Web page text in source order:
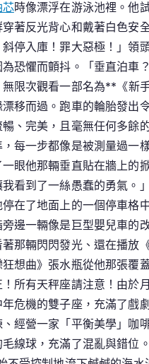
芯時像漂浮在游泳池裡。他
著反光背心和戴著白色
停入庫！罪大惡極！」
恐懼而顫抖。「垂直泊
限次觀看一部名為**《新
移而過。跑車的輪胎發
、完美，且毫無任何多
每一步都像是被測量過
眼他那輛垂直貼在牆上
到了一絲愚蠢的勇氣。
在了地面上的一個停車
邊一輛像是巨型嬰兒車
那輛閃閃發光、還在播放
想曲》張水瓶從他那張
所有天秤座請注意！由
危機的雙子座，充滿了
經營一家「平衡美學」咖
線球，充滿了混亂與錯